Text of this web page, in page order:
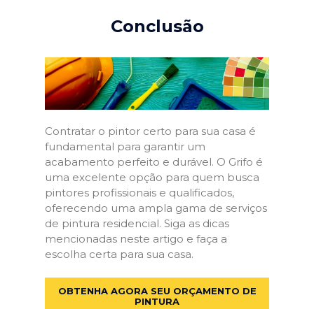
Conclusão
Contratar o pintor certo para sua casa é
fundamental para garantir um
acabamento perfeito e durável. O Grifo é
uma excelente opção para quem busca
pintores profissionais e qualificados,
oferecendo uma ampla gama de serviços
de pintura residencial. Siga as dicas
mencionadas neste artigo e faça a
escolha certa para sua casa.
OBTENHA AGORA SEU ORÇAMENTO DE
PINTURA